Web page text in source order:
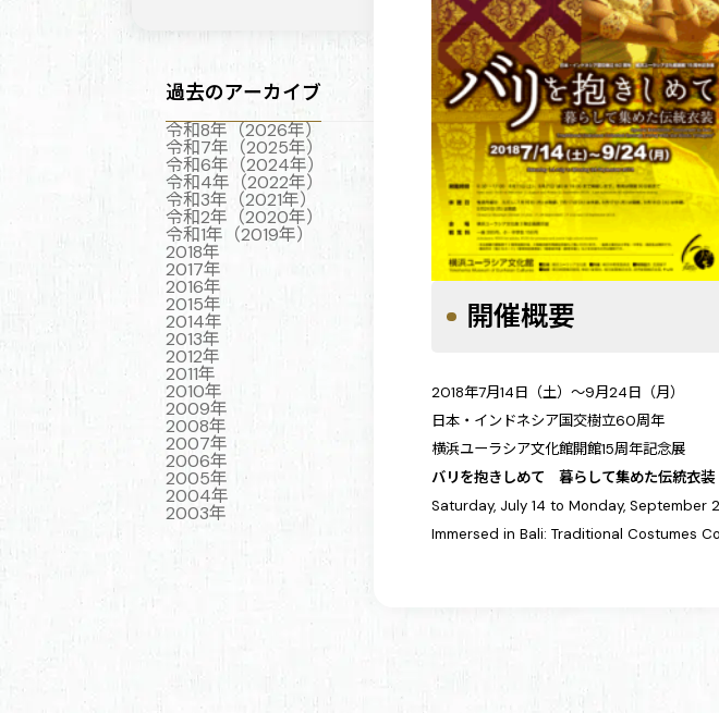
開催概要
2018年7月14日（土）～9月24日（月）
日本・インドネシア国交樹立60周年
横浜ユーラシア文化館開館15周年記念展
バリを抱きしめて 暮らして集めた伝統衣装
Saturday, July 14 to Monday, September
Immersed in Bali: Traditional Costumes
過去のアーカイブ
令和8年（2026年）
令和7年（2025年）
令和6年（2024年）
令和4年（2022年）
令和3年（2021年）
令和2年（2020年）
令和1年（2019年）
2018年
2017年
2016年
2015年
2014年
2013年
2012年
2011年
2010年
2009年
2008年
2007年
2006年
2005年
2004年
2003年